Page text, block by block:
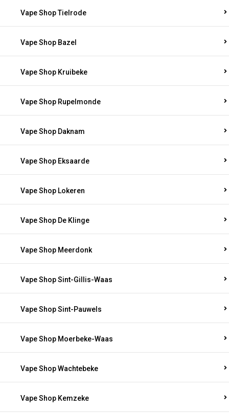
Vape Shop Tielrode
Vape Shop Bazel
Vape Shop Kruibeke
Vape Shop Rupelmonde
Vape Shop Daknam
Vape Shop Eksaarde
Vape Shop Lokeren
Vape Shop De Klinge
Vape Shop Meerdonk
Vape Shop Sint-Gillis-Waas
Vape Shop Sint-Pauwels
Vape Shop Moerbeke-Waas
Vape Shop Wachtebeke
Vape Shop Kemzeke